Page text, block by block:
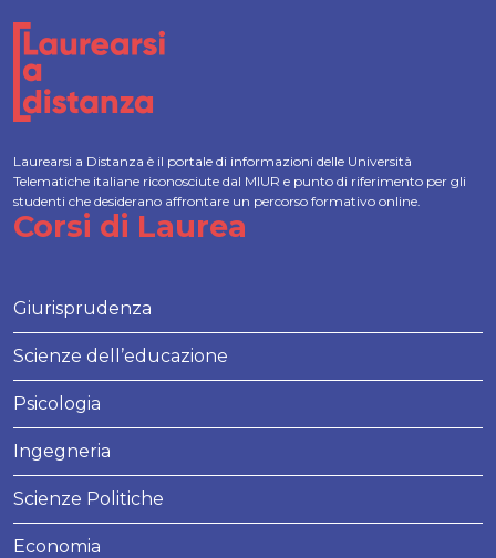
Laurearsi a Distanza è il portale di informazioni delle Università
Telematiche italiane riconosciute dal MIUR e punto di riferimento per gli
studenti che desiderano affrontare un percorso formativo online.
Corsi di Laurea
Giurisprudenza
Scienze dell’educazione
Psicologia
Ingegneria
Scienze Politiche
Economia